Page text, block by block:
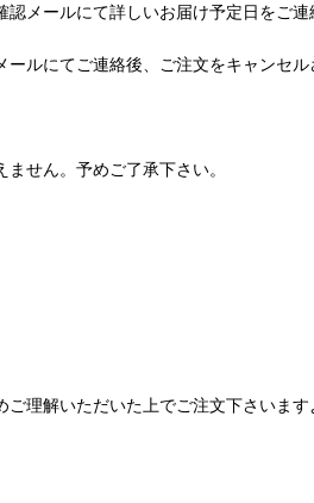
メールにて詳しいお届け予定日をご連
ルにてご連絡後、ご注文をキャンセ
せん。予めご了承下さい。
理解いただいた上でご注文下さいます